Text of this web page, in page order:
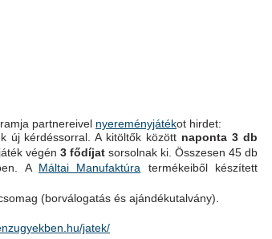
partnereivel nyereményjátékot hirdet:
új kérdéssorral. A kitöltők között naponta 3 db
végén 3 fődíjat sorsolnak ki. Összesen 45 db
A Máltai Manufaktúra termékeiből készített
(borválogatás és ajándékutalvány).
jatek/